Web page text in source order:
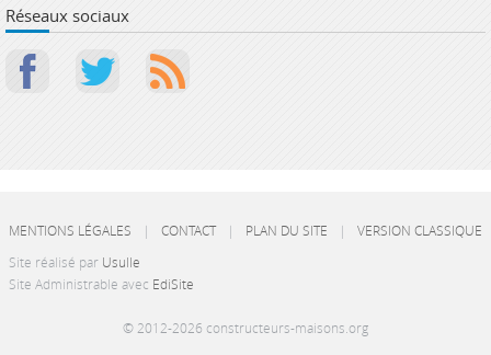
Réseaux sociaux
MENTIONS LÉGALES | CONTACT | PLAN DU SITE |
VERSION CLASSIQUE
Site réalisé par Usulle
Site Administrable avec EdiSite
© 2012-2026 constructeurs-maisons.org